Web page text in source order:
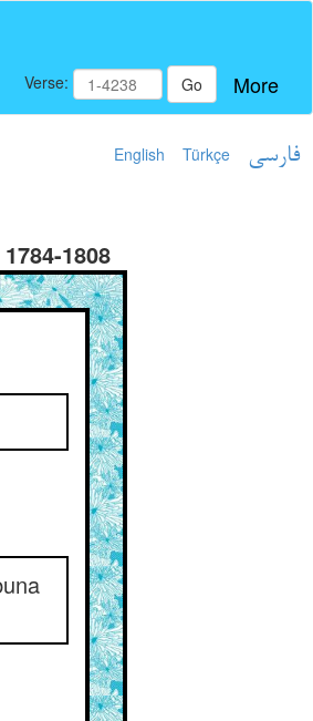
Verse: Go More
English Türkçe فارسی
1784-1808